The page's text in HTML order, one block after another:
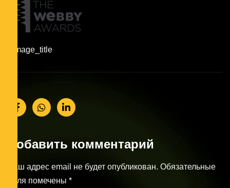
#image_title
Добавить комментарий
Ваш адрес email не будет опубликован. Обязательные
поля помечены *